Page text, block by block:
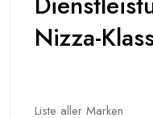
Nizza-
Liste aller Marken